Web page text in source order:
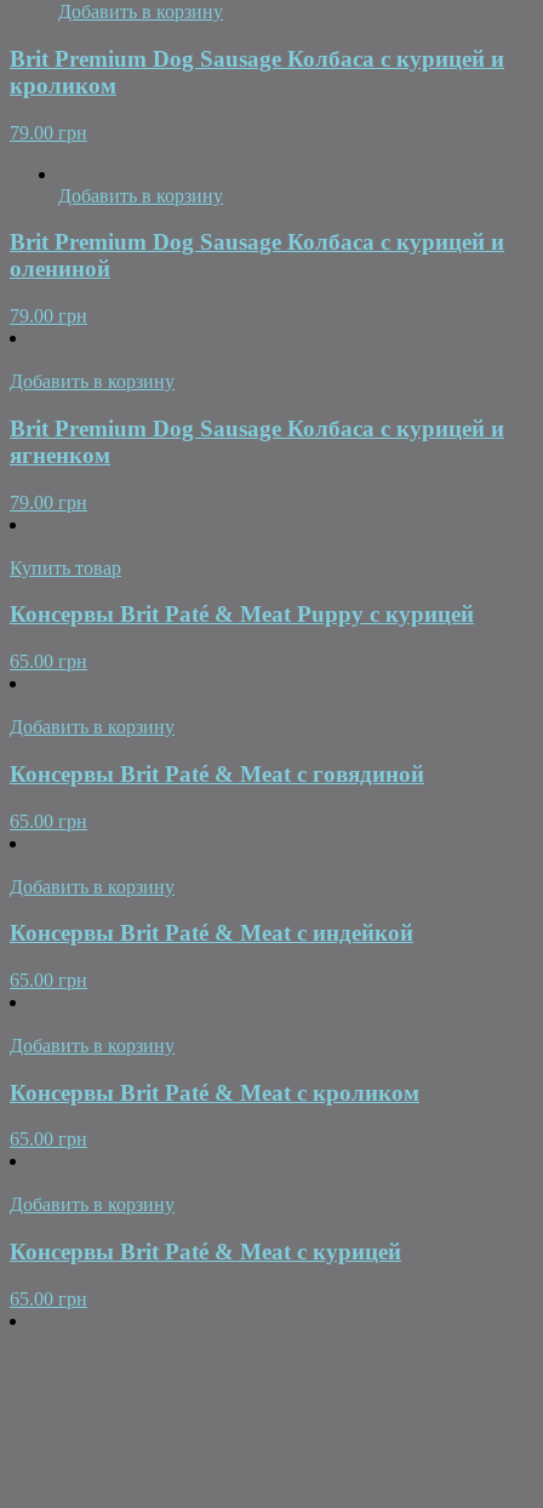
Добавить в корзину
Brit Premium Dog Sausage Колбаса с курицей и
кроликом
79.00 грн
Добавить в корзину
Brit Premium Dog Sausage Колбаса с курицей и
олениной
79.00 грн
Добавить в корзину
Brit Premium Dog Sausage Колбаса с курицей и
ягненком
79.00 грн
Купить товар
Консервы Brit Paté & Meat Puppy с курицей
65.00 грн
Добавить в корзину
Консервы Brit Paté & Meat с говядиной
65.00 грн
Добавить в корзину
Консервы Brit Paté & Meat с индейкой
65.00 грн
Добавить в корзину
Консервы Brit Paté & Meat с кроликом
65.00 грн
Добавить в корзину
Консервы Brit Paté & Meat с курицей
65.00 грн